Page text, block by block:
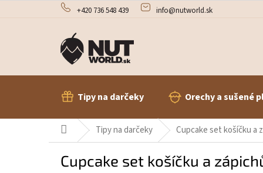
+420 736 548 439 info@nutworld.sk
Tipy na darčeky Orechy a sušené
DomovTipy na darčeky Cupcake set košíčku a
Cupcake set košíčku a